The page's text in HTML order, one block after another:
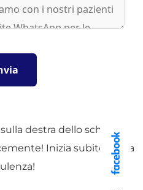
destra dello schermo
Inizia subito la tua